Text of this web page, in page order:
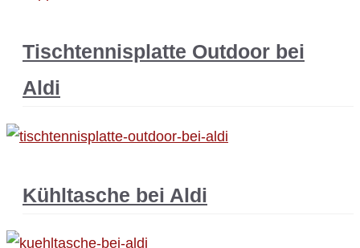
Tischtennisplatte Outdoor bei
Aldi
Kühltasche bei Aldi